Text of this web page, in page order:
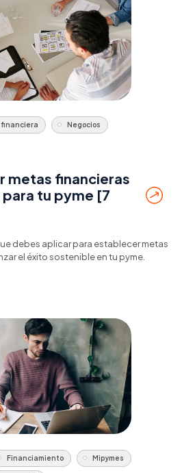
financiera Negocios
metas financieras
tu pyme [7
debes aplicar para establecer metas
el éxito sostenible en tu pyme.
Financiamiento Mipymes